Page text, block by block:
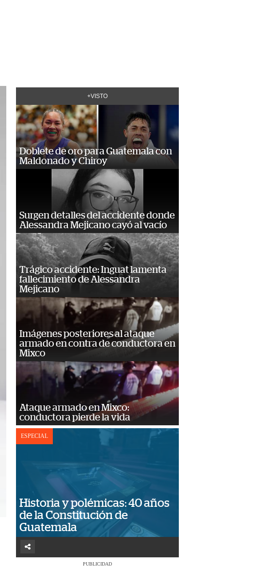
+VISTO
Doblete de oro para Guatemala con
Maldonado y Chiroy
Surgen detalles del accidente donde
Alessandra Mejicano cayó al vacío
Trágico accidente: Inguat lamenta
fallecimiento de Alessandra
Mejicano
Imágenes posteriores al ataque
armado en contra de conductora en
Mixco
Ataque armado en Mixco:
conductora pierde la vida
ESPECIAL
Historia y polémicas: 40 años
de la Constitución de
Guatemala
PUBLICIDAD